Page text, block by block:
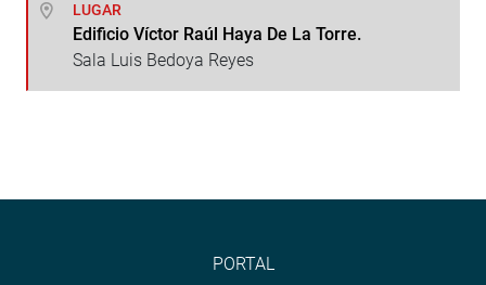
LUGAR
Edificio Víctor Raúl Haya De La Torre.
Sala Luis Bedoya Reyes
PORTAL